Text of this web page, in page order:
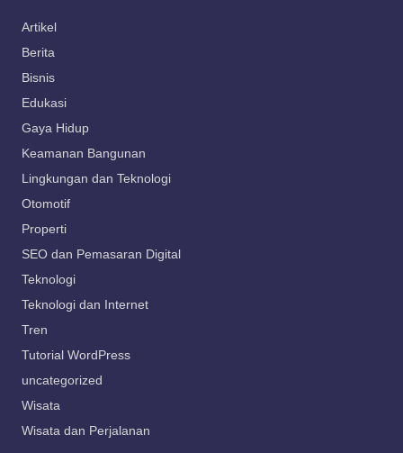
Artikel
Berita
Bisnis
Edukasi
Gaya Hidup
Keamanan Bangunan
Lingkungan dan Teknologi
Otomotif
Properti
SEO dan Pemasaran Digital
Teknologi
Teknologi dan Internet
Tren
Tutorial WordPress
uncategorized
Wisata
Wisata dan Perjalanan